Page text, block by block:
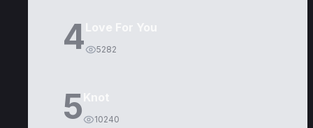
4 5282
5 10240